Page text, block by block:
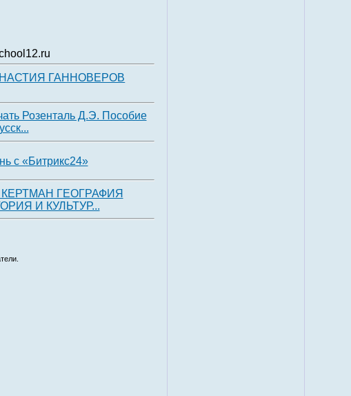
ГАННОВЕРОВ
Розенталь Д.Э. Пособие
с «Битрикс24»
КЕРТМАН ГЕОГРАФИЯ
И КУЛЬТУР...